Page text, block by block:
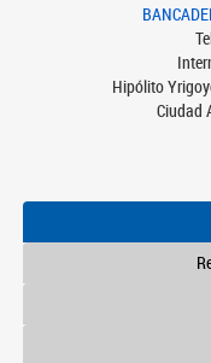
Hipólito
Ciudad